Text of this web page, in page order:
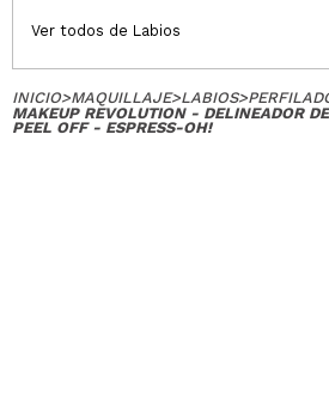
Ver todos de Labios
INICIO>MAQUILLAJE>LABIOS>
MAKEUP REVOLUTION - DELINEADOR
PEEL OFF - ESPRESS-OH!